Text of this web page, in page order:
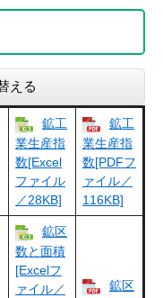
える
鉱工
業生産指
数[Excel
ファイル
／28KB]
鉱工
業生産指
数[PDFフ
ァイル／
116KB]
鉱区
数と面積
[Excelフ
ァイル／
鉱区